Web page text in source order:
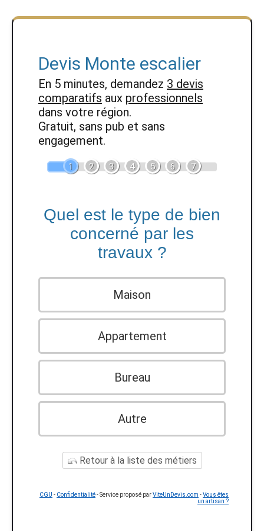
Devis Monte escalier
En 5 minutes, demandez 3 devis
comparatifs aux professionnels
dans votre région.
Gratuit, sans pub et sans
engagement.
1 2 3 4 5 6 7
Quel est le type de bien
concerné par les
travaux ?
Maison
Appartement
Bureau
Autre
Retour à la liste des métiers
CGU - Confidentialité- Service proposé parViteUnDevis.com -Vous êtes
un artisan ?